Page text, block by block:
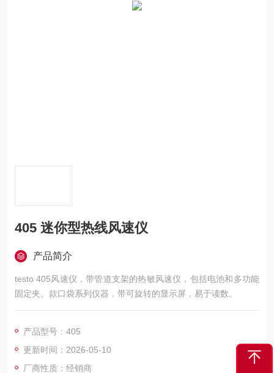
405 迷你型热线风速仪
产品简介
testo 405风速仪，带管道支架的热敏风速仪，包括电池和多功能
固定夹。款口袋系列仪器，带可旋转的显示屏，易于读数。
产品型号：405
更新时间：2026-05-10
厂商性质：经销商